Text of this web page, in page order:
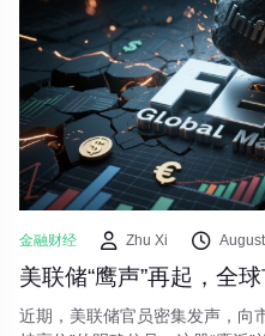
金融财经 Zhu Xi
近期，美联储官员密集发声，向